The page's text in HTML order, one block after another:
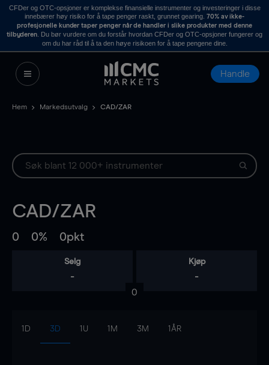
CFDer og OTC-opsjoner er komplekse finansielle instrumenter og investeringer i disse
innebærer høy risiko for å tape penger raskt, grunnet gearing. 70% av ikke-
profesjonelle kunder taper penger når de handler i slike produkter med denne
tilbyderen . Du bør vurdere om du forstår hvordan CFDer og OTC-opsjoner fungerer og
om du har råd til å ta den høye risikoen for å tape pengene dine.
Handle
Hem Markedsutvalg CAD/ZAR
CAD/ZAR
0 0% 0pkt
Selg
-
Kjøp
-
0
1D 3D 1U 1M 3M 1ÅR